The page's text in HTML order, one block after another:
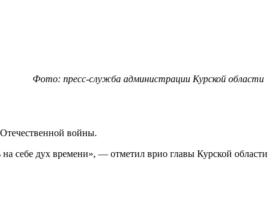
Фото: пресс-служба администрации Курской области
войны.
себе дух времени», — отметил врио главы Курской области